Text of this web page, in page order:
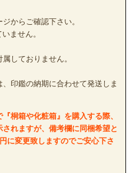
からご確認下さい。
ません。
しておりません。
印鑑の納期に合わせて発送しま
桐箱や化粧箱』を購入する際、
れますが、備考欄に同梱希望と
に変更致しますのでご安心下さ